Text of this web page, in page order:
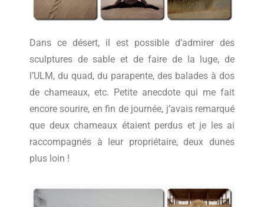
Dans ce désert, il est possible d’admirer des
sculptures de sable et de faire de la luge, de
l’ULM, du quad, du parapente, des balades à dos
de chameaux, etc. Petite anecdote qui me fait
encore sourire, en fin de journée, j’avais remarqué
que deux chameaux étaient perdus et je les ai
raccompagnés à leur propriétaire, deux dunes
plus loin !